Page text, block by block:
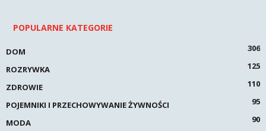
POPULARNE KATEGORIE
DOM
306
ROZRYWKA
125
ZDROWIE
110
POJEMNIKI I PRZECHOWYWANIE ŻYWNOŚCI
95
MODA
90